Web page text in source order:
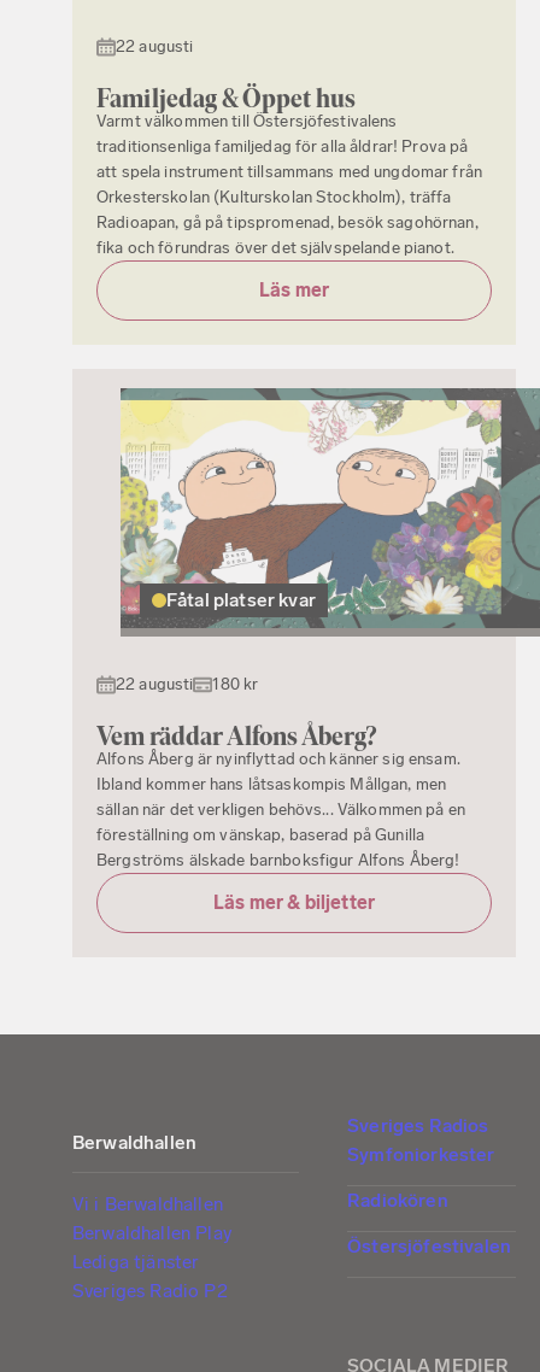
22 augusti
Familjedag & Öppet hus
Varmt välkommen till Östersjöfestivalens
traditionsenliga familjedag för alla åldrar! Prova på
att spela instrument tillsammans med ungdomar från
Orkesterskolan (Kulturskolan Stockholm), träffa
Radioapan, gå på tipspromenad, besök sagohörnan,
fika och förundras över det självspelande pianot.
Läs mer
Fåtal platser kvar
22 augusti 180 kr
Vem räddar Alfons Åberg?
Alfons Åberg är nyinflyttad och känner sig ensam.
Ibland kommer hans låtsaskompis Mållgan, men
sällan när det verkligen behövs... Välkommen på en
föreställning om vänskap, baserad på Gunilla
Bergströms älskade barnboksfigur Alfons Åberg!
Läs mer & biljetter
Berwaldhallen
Vi i Berwaldhallen
Berwaldhallen Play
Lediga tjänster
Sveriges Radio P2
Sveriges Radios
Symfoniorkester
Radiokören
Östersjöfestivalen
SOCIALA MEDIER